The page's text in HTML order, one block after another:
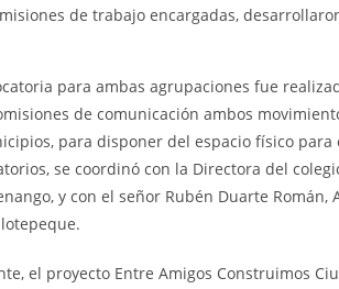
de trabajo encargadas,
para ambas agrupaciones fue
de comunicación ambos
para disponer del espacio físico para
se coordinó con la Directora del colegio
y con el señor Rubén Duarte Román,
el proyecto Entre Amigos Construimos